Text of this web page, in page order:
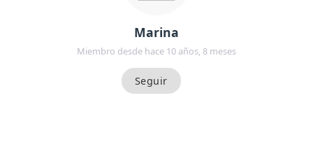
Marina
Miembro desde hace 10 años, 8 meses